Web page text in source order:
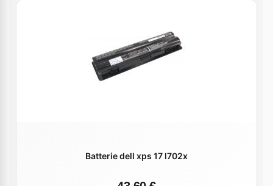
Batterie dell xps 17 l702x